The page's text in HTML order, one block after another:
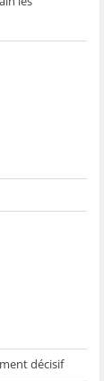
décisif